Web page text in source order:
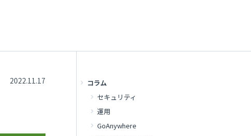
2022.11.17
コラム
セキュリティ
運用
GoAnywhere